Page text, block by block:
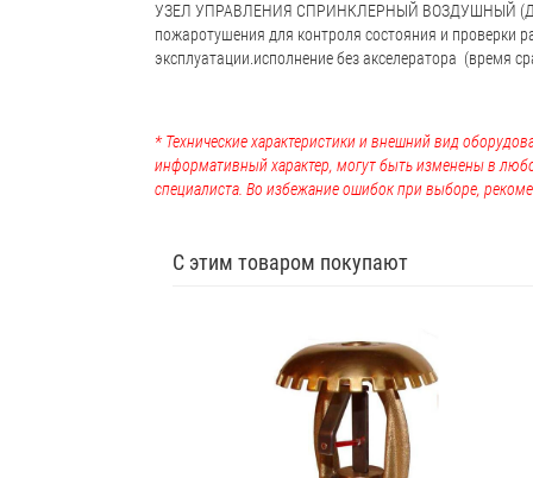
УЗЕЛ УПРАВЛЕНИЯ СПРИНКЛЕРНЫЙ ВОЗДУШНЫЙ (Ду
пожаротушения для контроля состояния и проверки
эксплуатации.исполнение без акселератора (время
* Технические характеристики и внешний вид
информативный характер, могут быть изменены в
специалиста. Во избежание ошибок при выборе,
С этим товаром покупают